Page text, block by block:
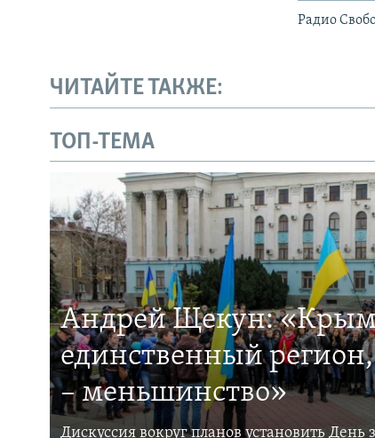
Радио
ЧИТАЙТЕ ТАКЖЕ:
ТОП-ТЕМА
Андрей Щекун:
единственный
– меньшинство»
Дискуссия вокруг планов установить